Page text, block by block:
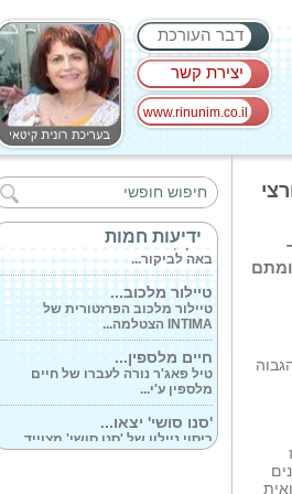
דבר העורכת
יצירת קשר
www.rinunim.co.il
ידיעות חמות
מזל טוב לעו'ד...
כך התרחבה המשפחה המונה מעתה
האו דו יו דו?טינקה...
טינקה, הכלבה הטיפולית האהובה
באה לביקור...
טיילור מלכוב...
טיילור מלכוב הפרזטורית של
INTIMA הצטלמה...
חיים מלספין...
טיל פאג'ר נורה לעברו של חיים
מלספין ע'י...
'סנו סושי' יצאו...
כיסוי ניילון של 'סנו סושי' מצוייד
בגומי...
המכובד נכחו 270 מוזמנים